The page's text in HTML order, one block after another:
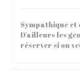
Sympathique et
D'ailleurs les
réserver si on